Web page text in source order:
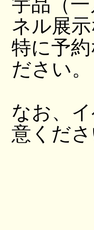
ネル展
特に予
ださい。
なお、
意くださ